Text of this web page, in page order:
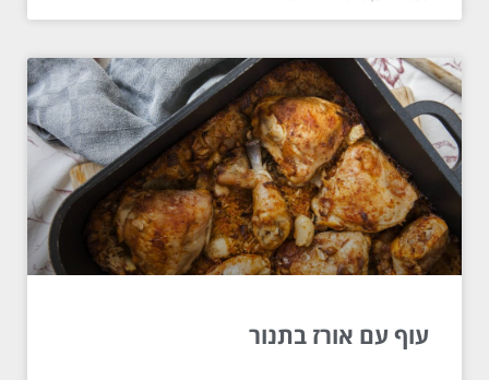
עוף עם אורז בתנור